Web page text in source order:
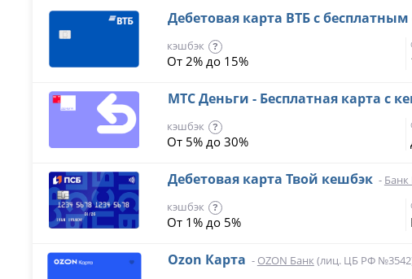
Дебетовая карта ВТБ с
кэшбэк
?
От 2% до 15%
МТС Деньги - Бесплатная карта с
кэшбэк
?
От 5% до 30%
Дебетовая карта Твой кешбэк -
кэшбэк
?
От 1% до 5%
Ozon Карта - OZON Банк (лиц. ЦБ РФ